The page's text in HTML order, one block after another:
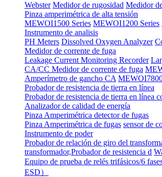
Webster Medidor de rugosidad Medidor
Pinza amperimétrica de alta tensión
MEWOI1500 Series MEWOI1200 Series
Instrumento de analisis
PH Meters Dissolved Oxygen Analyzer
Medidor de corrente de fuga
Leakage Current Monitoring Recorder
CA/CC Medidor de corrente de fuga
Amperímetro de gancho CA
Probador de resistencia de tierra en línea
Probador de resistencia de tierra en línea
Analizador de calidad de energía
Pinza Amperimétrica detector de fugas
Pinza Amperimétrica de fugas sensor de
Instrumento de poder
Probador de relación de giro del
transformador,Probador de resistencia d
Equipo de prueba de relés trifásicos/6
ESD）